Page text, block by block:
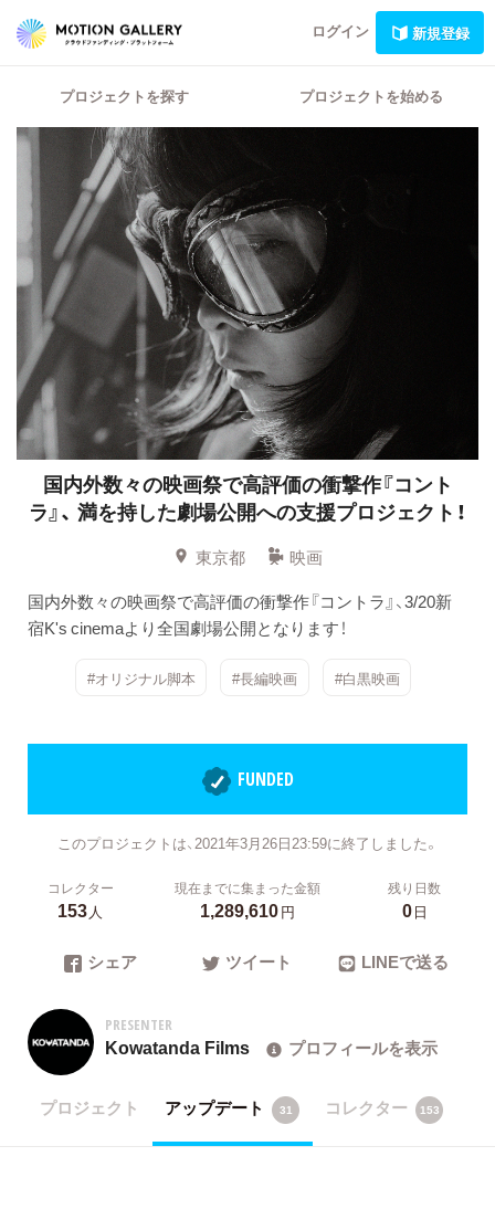
ログイン 新規登録
プロジェクトを探す プロジェクトを始める
国内外数々の映画祭で高評価の衝撃作『コント
ラ』、 満を持した劇場公開への支援プロジェクト！
東京都
映画
国内外数々の映画祭で高評価の衝撃作『コントラ』、3/20新
宿K's cinemaより全国劇場公開となります！
#オリジナル脚本 #長編映画 #白黒映画
FUNDED
このプロジェクトは、2021年3月26日23:59に終了しました。
コレクター
153人
現在までに集まった金額
1,289,610円
残り日数
0日
シェア ツイート LINEで送る
PRESENTER
Kowatanda Films プロフィールを表示
プロジェクト アップデート 31 コレクター 153